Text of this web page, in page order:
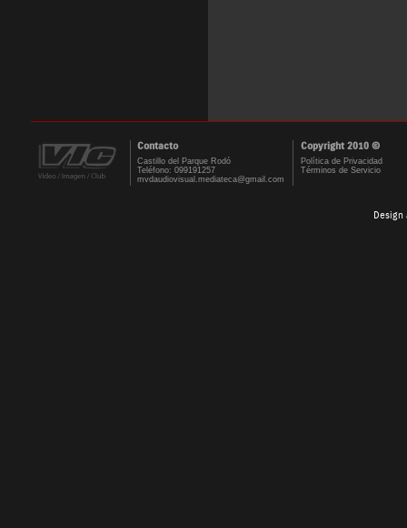
Contacto Copyright 2010 ©
Castillo del Parque Rodó
Teléfono: 099191257
mvdaudiovisual.mediateca@gmail.com
Política de Privacidad
Términos de Servicio